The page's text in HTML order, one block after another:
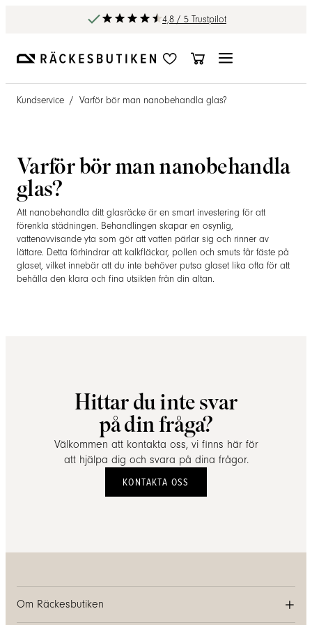
4,8 / 5 Trustpilot
Kundservice / Varför bör man nanobehandla glas?
Varför bör man nanobehandla
glas?
Att nanobehandla ditt glasräcke är en smart investering för att
förenkla städningen. Behandlingen skapar en osynlig,
vattenavvisande yta som gör att vatten pärlar sig och rinner av
lättare. Detta förhindrar att kalkfläckar, pollen och smuts får fäste på
glaset, vilket innebär att du inte behöver putsa glaset lika ofta för att
behålla den klara och fina utsikten från din altan.
Hittar du inte svar
på din fråga?
Välkommen att kontakta oss, vi finns här för
att hjälpa dig och svara på dina frågor.
KONTAKTA OSS
Om Räckesbutiken